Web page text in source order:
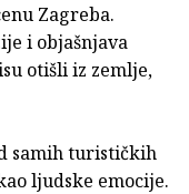
Zagreba.
i objašnjava
otišli iz zemlje,
samih turističkih
ljudske emocije.